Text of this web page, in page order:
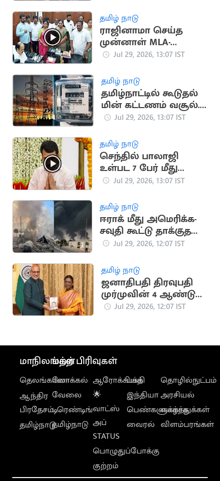
விஜய்
தமிழ் நாடு
ராஜினாமா செய்த
முன்னாள் MLA-
க்களிடம் ஆகஸ்ட் 4-ல்
Jul 29, 2026, 13:07 IST
தமிழ் நாடு
தமிழ்நாட்டில் கூடுதல்
மின் கட்டணம் வசூல்..
களஆய்வு செய்ய
Jul 29, 2026, 13:07 IST
தமிழ் நாடு
செந்தில் பாலாஜி
உள்பட 7 பேர் மீது
லஞ்ச ஒழிப்புத்துறை
Jul 29, 2026, 13:07 IST
தமிழ் நாடு
ஈராக் மீது அமெரிக்க-
சவுதி கூட்டு தாக்குதல்:
20 பேர் பலி
Jul 29, 2026, 12:07 IST
தமிழ் நாடு
ஜனாதிபதி திரவுபதி
முர்முவின் 4 ஆண்டு
பணிகள் அடங்கிய
Jul 29, 2026, 12:07 IST
மாநிலங்கள்
தெலங்கானா
ஆந்திர
பிரதேசம்
தமிழ்நாடு
மற்ற பிரிவுகள்
லோக்கல்
வேலை
டிரெண்டிங்
தமிழ்நாடு
ஆரோக்கியம்
🌟
வாட்ஸ்
அப்
STATUS
பொழுதுப்போக்கு
குற்றம்
பக்தி
இந்தியா
பெண்களுக்காக
வைரல்
தொழில்நுட்பம்
அரசியல்
வாழ்த்துக்கள்
விளம்பரங்கள்